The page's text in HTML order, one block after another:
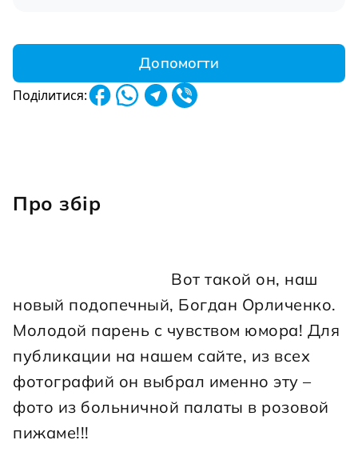
Допомогти
Поділитися:
Про збір
новый подопечный, Богдан Орличенко.
Молодой парень с чувством юмора! Для
публикации на нашем сайте, из всех
фотографий он выбрал именно эту –
фото из больничной палаты в розовой
пижаме!!!